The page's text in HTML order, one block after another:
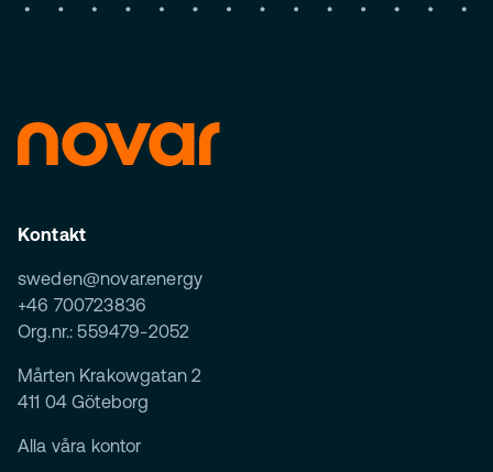
Kontakt
sweden@novar.energy
+46 700723836
Org.nr.: 559479-2052
Mårten Krakowgatan 2
411 04 Göteborg
Alla våra kontor